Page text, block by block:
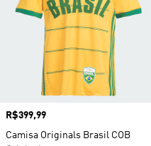
Preço
R$399,99
Camisa Originals Brasil COB